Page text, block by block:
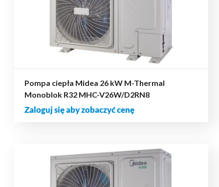
Pompa ciepła Midea 26 kW M-Thermal
Monoblok R32 MHC-V26W/D2RN8
Zaloguj się aby zobaczyć cenę